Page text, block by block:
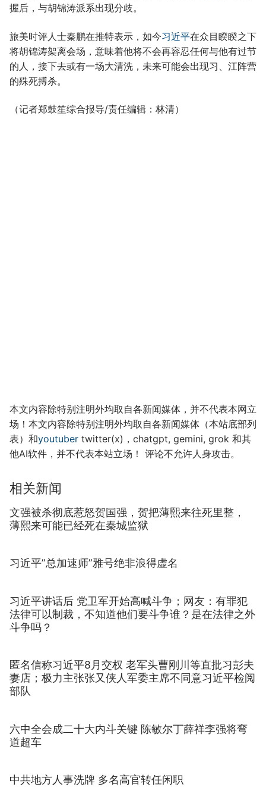
握后，与胡锦涛派系出现分歧。
旅美时评人士秦鹏在推特表示，如今习近平在众目睽睽之下
将胡锦涛架离会场，意味着他将不会再容忍任何与他有过节
的人，接下去或有一场大清洗，未来可能会出现习、江阵营
的殊死搏杀。
（记者郑鼓笙综合报导/责任编辑：林清）
本文内容除特别注明外均取自各新闻媒体，并不代表本网立
场！本文内容除特别注明外均取自各新闻媒体（本站底部列
表）和youtuber twitter(x)，chatgpt, gemini, grok 和其
他AI软件，并不代表本站立场！ 评论不允许人身攻击。
相关新闻
文强被杀彻底惹怒贺国强，贺把薄熙来往死里整，
薄熙来可能已经死在秦城监狱
习近平”总加速师”雅号绝非浪得虚名
习近平讲话后 党卫军开始高喊斗争；网友：有罪犯
法律可以制裁，不知道他们要斗争谁？是在法律之外
斗争吗？
匿名信称习近平8月交权 老军头曹刚川等直批习彭夫
妻店；极力主张张又侠人军委主席不同意习近平检阅
部队
六中全会成二十大内斗关键 陈敏尔丁薛祥李强将弯
道超车
中共地方人事洗牌 多名高官转任闲职